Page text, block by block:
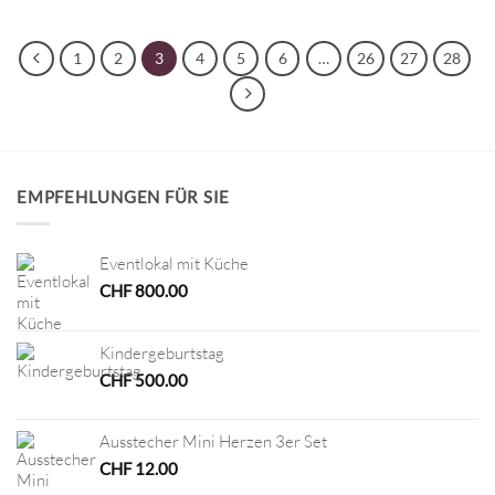
1 2 3 4 5 6 … 26 27 28
EMPFEHLUNGEN FÜR SIE
Eventlokal mit Küche
CHF800.00
Kindergeburtstag
CHF500.00
Ausstecher Mini Herzen 3er Set
CHF12.00